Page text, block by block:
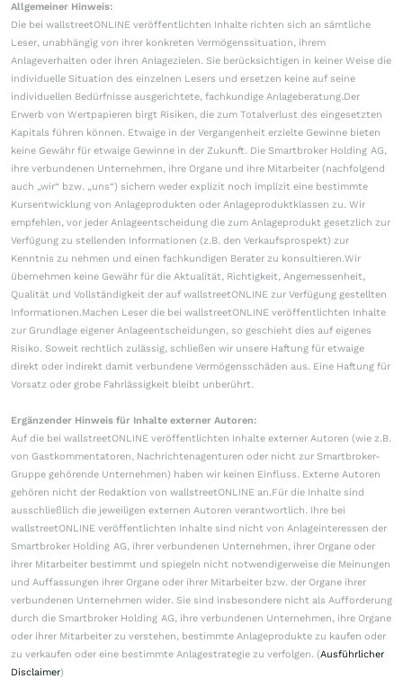
Leonardo testet Drohnen ohne GPS
– der militärische Nutzen ist enorm
gestern 14:30 2 Kommentare
Ölkrise nur in den USA
Die Ölvorräte sind in Europa, Asien
kaum gesunken
gestern 19:28
Peking pokert zu hoch
Europa sitzt beim Handelsstreit
mit China am längeren Hebel
05.08.26, 18:00
Disclaimer
Allgemeiner Hinweis:
Leser, unabhängig von ihrer konkreten Vermögenssituation, ihrem
Anlageverhalten oder ihren Anlagezielen. Sie berücksichtigen in keiner Weise die
individuelle Situation des einzelnen Lesers und ersetzen keine auf seine